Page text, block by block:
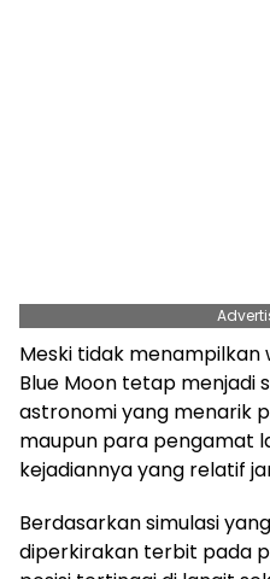
Meski tidak menampilkan
Blue Moon tetap menjadi
astronomi yang menarik
maupun para pengamat
kejadiannya yang relatif
Berdasarkan simulasi
diperkirakan terbit pada